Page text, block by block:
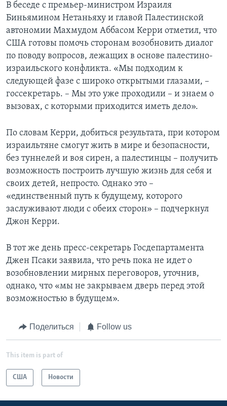
В беседе с премьер-министром Израиля
Биньямином Нетаньяху и главой Палестинской
автономии Махмудом Аббасом Керри отметил, что
США готовы помочь сторонам возобновить диалог
по поводу вопросов, лежащих в основе палестино-
израильского конфликта. «Мы подходим к
следующей фазе с широко открытыми глазами, –
госсекретарь. – Мы это уже проходили – и знаем о
вызовах, с которыми приходится иметь дело».
По словам Керри, добиться результата, при котором
израильтяне смогут жить в мире и безопасности,
без туннелей и воя сирен, а палестинцы – получить
возможность построить лучшую жизнь для себя и
своих детей, непросто. Однако это –
«единственный путь к будущему, которого
заслуживают люди с обеих сторон» – подчеркнул
Джон Керри.
В тот же день пресс-секретарь Госдепартамента
Джен Псаки заявила, что речь пока не идет о
возобновлении мирных переговоров, уточнив,
однако, что «мы не закрываем дверь перед этой
возможностью в будущем».
Поделиться Follow us
This item is part of
США Новости